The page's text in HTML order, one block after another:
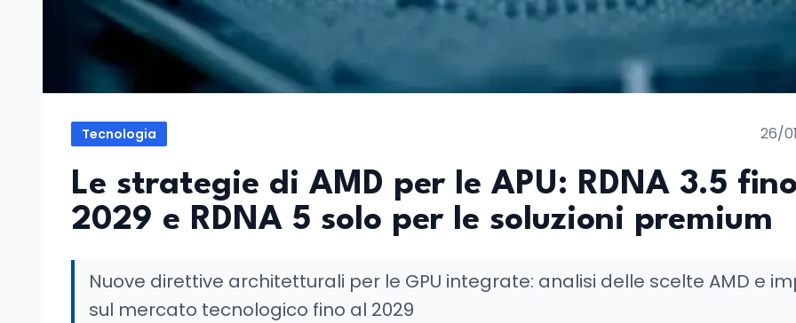
Tecnologia 26/
Le strategie di AMD per le APU: RDNA 3.5
2029 e RDNA 5 solo per le soluzioni premium
Nuove direttive architetturali per le GPU integrate: analisi delle scelte AMD e
sul mercato tecnologico fino al 2029